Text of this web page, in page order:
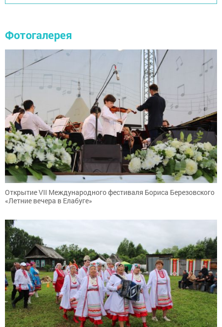
Фотогалерея
Открытие VII Международного фестиваля Бориса Березовского
«Летние вечера в Елабуге»